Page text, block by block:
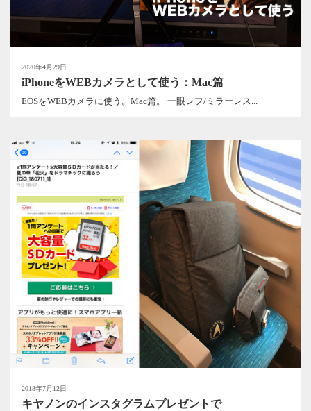
2020年4月29日
iPhoneをWEBカメラとして使う：Mac篇
EOSをWEBカメラに使う。Mac篇。 一眼レフ/ミラーレス...
2018年7月12日
キヤノンのインスタグラムプレゼントで